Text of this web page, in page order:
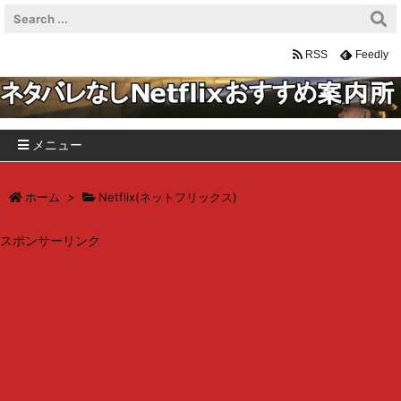
メニュー
RSS Feedly
ホーム > Netflix(ネットフリックス)
スポンサーリンク